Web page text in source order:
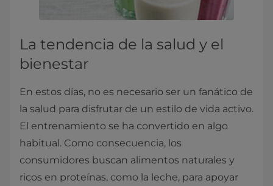
La tendencia de la salud y el
bienestar
En estos días, no es necesario ser un fanático de
la salud para disfrutar de un estilo de vida activo.
El entrenamiento se ha convertido en algo
habitual. Como consecuencia, los
consumidores buscan alimentos naturales y
ricos en proteínas, como la leche, para apoyar